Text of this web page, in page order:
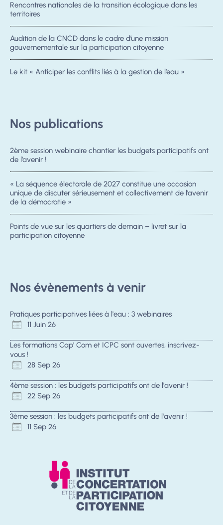
Rencontres nationales de la transition écologique dans les
territoires
Audition de la CNCD dans le cadre d’une mission
gouvernementale sur la participation citoyenne
Le kit « Anticiper les conflits liés à la gestion de l’eau »
Nos publications
2ème session webinaire chantier les budgets participatifs ont
de l’avenir !
« La séquence électorale de 2027 constitue une occasion
unique de discuter sérieusement et collectivement de l’avenir
de la démocratie »
Points de vue sur les quartiers de demain – livret sur la
participation citoyenne
Nos évènements à venir
Pratiques participatives liées à l'eau : 3 webinaires
11 Juin 26
Les formations Cap' Com et ICPC sont ouvertes, inscrivez-
vous !
28 Sep 26
4ème session : les budgets participatifs ont de l'avenir !
22 Sep 26
3ème session : les budgets participatifs ont de l'avenir !
11 Sep 26